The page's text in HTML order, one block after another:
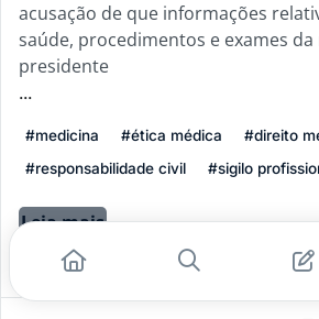
acusação de que informações
saúde, procedimentos e exames
presidente
...
#medicina #ética médica
#direito
#responsabilidade civil
#sigilo
Leia mais